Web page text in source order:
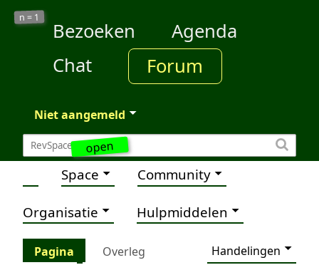
open
n = 1
Bezoeken
Agenda
Chat
Forum
Niet aangemeld
Space Community
Organisatie Hulpmiddelen
Pagina Overleg
Handelingen